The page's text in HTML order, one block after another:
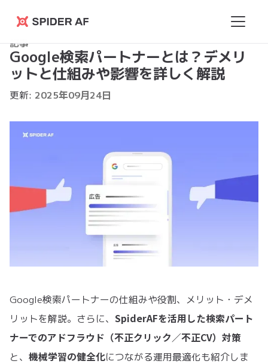
Spider
AF
記事
Google検索パートナーとは？デメリ
ットと仕組みや影響を詳しく解説
更新: 2025年09月24日
Google検索パートナーの仕組みや役割、メリット・デメ
リットを解説。さらに、 SpiderAFを活用した検索パート
ナーでのアドフラウド（不正クリック／不正CV）対策
と、 機械学習の健全化につながる運用最適化も紹介しま